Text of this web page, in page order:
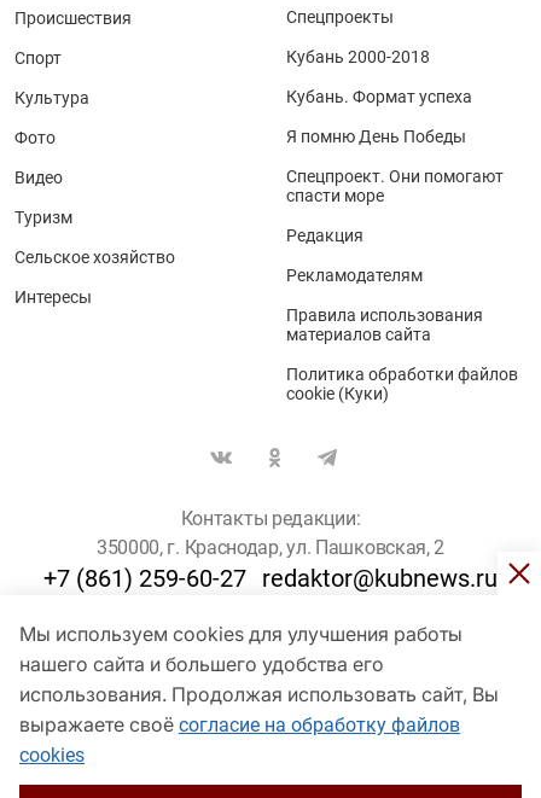
Мы используем cookies для улучшения работы
нашего сайта и большего удобства его
использования. Продолжая использовать сайт, Вы
выражаете своё согласие на обработку файлов
cookies
Происшествия
Спорт
Культура
Фото
Видео
Туризм
Сельское хозяйство
Интересы
Спецпроекты
Кубань 2000-2018
Кубань. Формат успеха
Я помню День Победы
Спецпроект. Они помогают
спасти море
Редакция
Рекламодателям
Правила использования
материалов сайта
Политика обработки файлов
cookie (Куки)
Контакты редакции:
350000, г. Краснодар, ул. Пашковская, 2
+7 (861) 259-60-27 redaktor@kubnews.ru
Для пользователей старше 16 лет
© Кубанские Новости, 2017
Сетевое издание «kubnews» зарегистрировано Федеральной
службой по надзору в сфере связи, информационных технологий
и массовых коммуникаций (Роскомнадзор). Регистрационный